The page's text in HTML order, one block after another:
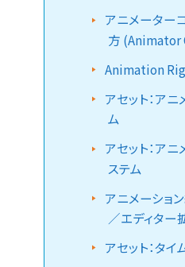
アニメーター
方
Animation
アセット：ア
ム
アセット：ア
ステム
アニメーショ
／エディター
アセット：タ